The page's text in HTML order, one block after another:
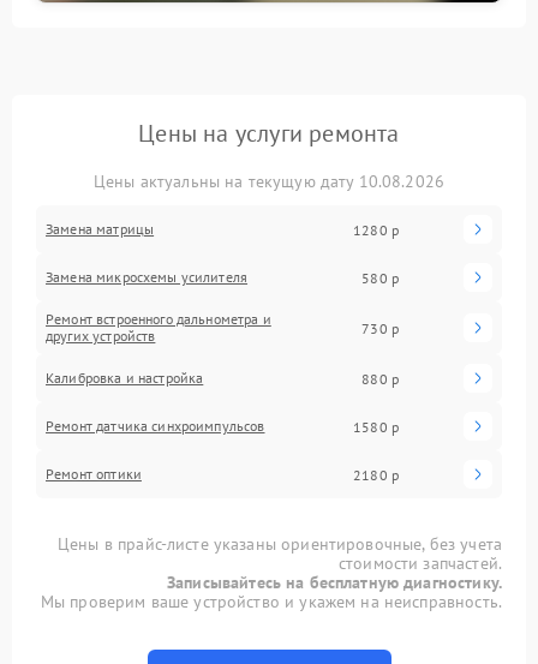
Цены на услуги ремонта
Цены актуальны на текущую дату 10.08.2026
Замена матрицы 1280 р
Замена микросхемы усилителя 580 р
Ремонт встроенного дальнометра и
других устройств
730 р
Калибровка и настройка 880 р
Ремонт датчика синхроимпульсов 1580 р
Ремонт оптики 2180 р
Цены в прайс-листе указаны ориентировочные, без учета
стоимости запчастей.
Записывайтесь на бесплатную диагностику.
Мы проверим ваше устройство и укажем на неисправность.